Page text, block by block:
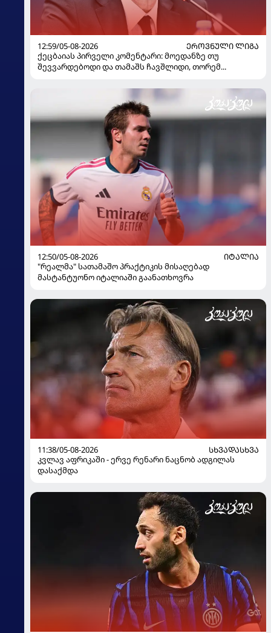
12:59/05-08-2026
ᲔᲠᲝᲕᲜᲣᲚᲘ ᲚᲘᲒᲐ
ქეცბაიას პირველი კომენტარი: მოედანზე თუ
შევვარდებოდი და თამაშს ჩავშლიდი, თორემ...
12:50/05-08-2026
ᲘᲢᲐᲚᲘᲐ
"რეალმა" სათამაშო პრაქტიკის მისაღებად
მასტანტუონო იტალიაში გაანათხოვრა
11:38/05-08-2026
ᲡᲮᲕᲐᲓᲐᲡᲮᲕᲐ
კვლავ აფრიკაში - ერვე რენარი ნაცნობ ადგილას
დასაქმდა